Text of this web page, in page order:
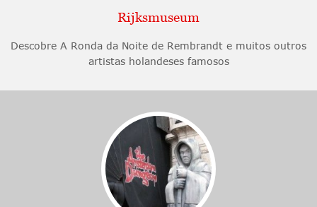
Rijksmuseum
Descobre A Ronda da Noite de Rembrandt e muitos outros
artistas holandeses famosos